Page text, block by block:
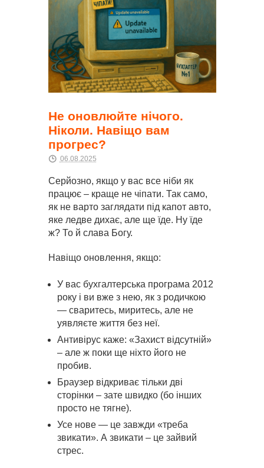
Не оновлюйте нічого.
Ніколи. Навіщо вам
прогрес?
06.08.2025
Серйозно, якщо у вас все ніби як
працює – краще не чіпати. Так само,
як не варто заглядати під капот авто,
яке ледве дихає, але ще їде. Ну їде
ж? То й слава Богу.
Навіщо оновлення, якщо:
У вас бухгалтерська програма 2012
року і ви вже з нею, як з родичкою
— сваритесь, миритесь, але не
уявляєте життя без неї.
Антивірус каже: «Захист відсутній»
– але ж поки ще ніхто його не
пробив.
Браузер відкриває тільки дві
сторінки – зате швидко (бо інших
просто не тягне).
Усе нове — це завжди «треба
звикати». А звикати – це зайвий
стрес.